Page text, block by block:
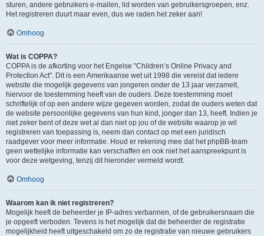
sturen, andere gebruikers e-mailen, lid worden van gebruikersgroepen, enz.
Het registreren duurt maar even, dus we raden het zeker aan!
Omhoog
Wat is COPPA?
COPPA is de afkorting voor het Engelse "Children’s Online Privacy and
Protection Act". Dit is een Amerikaanse wet uit 1998 die vereist dat iedere
website die mogelijk gegevens van jongeren onder de 13 jaar verzamelt,
hiervoor de toestemming heeft van de ouders. Deze toestemming moet
schriftelijk of op een andere wijze gegeven worden, zodat de ouders weten dat
de website persoonlijke gegevens van hun kind, jonger dan 13, heeft. Indien je
niet zeker bent of deze wet al dan niet op jou of de website waarop je wil
registreren van toepassing is, neem dan contact op met een juridisch
raadgever voor meer informatie. Houd er rekening mee dat het phpBB-team
geen wettelijke informatie kan verschaffen en ook niet het aanspreekpunt is
voor deze wetgeving, tenzij dit hieronder vermeld wordt.
Omhoog
Waarom kan ik niet registreren?
Mogelijk heeft de beheerder je IP-adres verbannen, of de gebruikersnaam die
je opgeeft verboden. Tevens is het mogelijk dat de beheerder de registratie
mogelijkheid heeft uitgeschakeld om zo de registratie van nieuwe gebruikers